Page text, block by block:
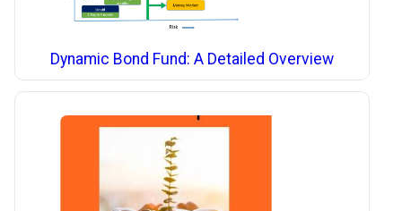
Dynamic Bond Fund: A Detailed Overview